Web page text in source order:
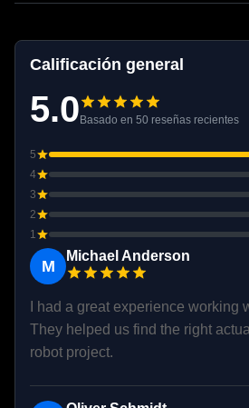
Calificación general
5.0Basado en 50 reseñas recientes
5
4
3
2
1
M
Michael Anderson
I had a great experience working
They helped us find the right
robot project.